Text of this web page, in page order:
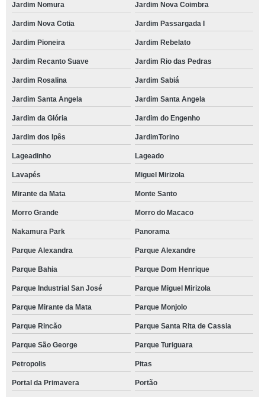
Jardim Nomura Jardim Nova Coimbra
Jardim Nova Cotia Jardim Passargada I
Jardim Pioneira Jardim Rebelato
Jardim Recanto Suave Jardim Rio das Pedras
Jardim Rosalina Jardim Sabiá
Jardim Santa Angela Jardim Santa Angela
Jardim da Glória Jardim do Engenho
Jardim dos Ipês JardimTorino
Lageadinho Lageado
Lavapés Miguel Mirizola
Mirante da Mata Monte Santo
Morro Grande Morro do Macaco
Nakamura Park Panorama
Parque Alexandra Parque Alexandre
Parque Bahia Parque Dom Henrique
Parque Industrial San José Parque Miguel Mirizola
Parque Mirante da Mata Parque Monjolo
Parque Rincão Parque Santa Rita de Cassia
Parque São George Parque Turiguara
Petropolis Pitas
Portal da Primavera Portão